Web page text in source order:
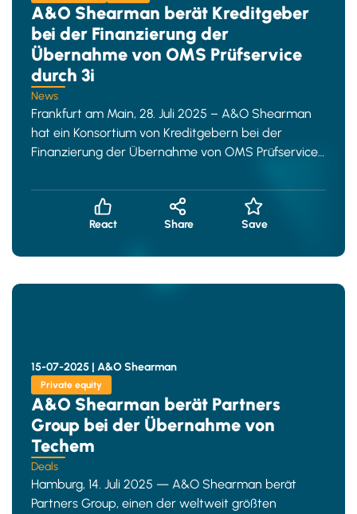
A&O Shearman berät Kreditgeber
bei der Finanzierung der
Übernahme von OMS Prüfservice
durch 3i
News
Frankfurt am Main, 28. Juli 2025 – A&O Shearman
hat ein Konsortium von Kreditgebern bei der
Finanzierung der Übernahme von OMS Prüfservice
React Share Save
15-07-2025 | A&O Shearman
Private equity
A&O Shearman berät Partners
Group bei der Übernahme von
Techem
Deals
Hamburg, 14. Juli 2025 — A&O Shearman berät
Partners Group, einen der weltweit größten